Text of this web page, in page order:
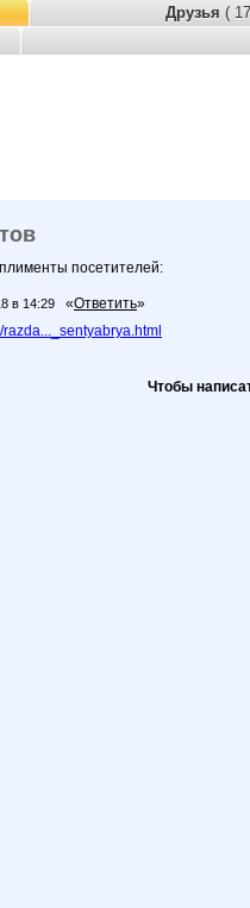
Друзья (
посетителей:
в 14:29 «Ответить»
Чтобы